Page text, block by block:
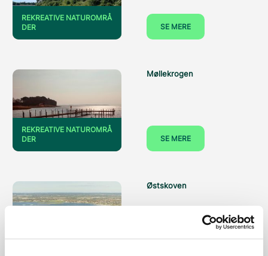
REKREATIVE NATUROMRÅ
DER
SE MERE
REKREATIVE NATUROMRÅ
DER
Møllekrogen
SE MERE
REKREATIVE NATUROMRÅ
Østskoven